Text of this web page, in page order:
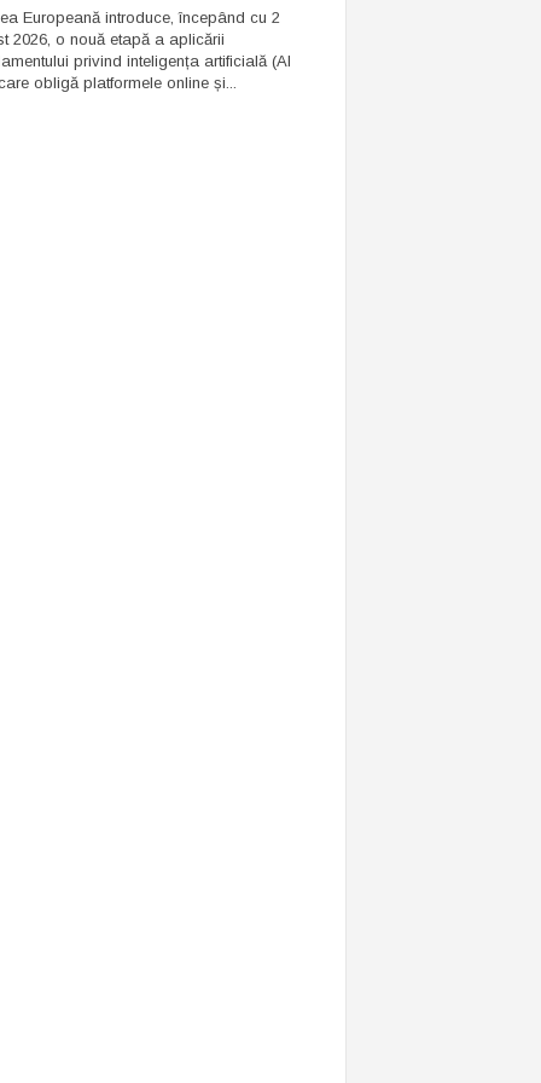
Europeană introduce, începând cu 2
2026, o nouă etapă a aplicării
privind inteligența artificială (AI
obligă platformele online și...